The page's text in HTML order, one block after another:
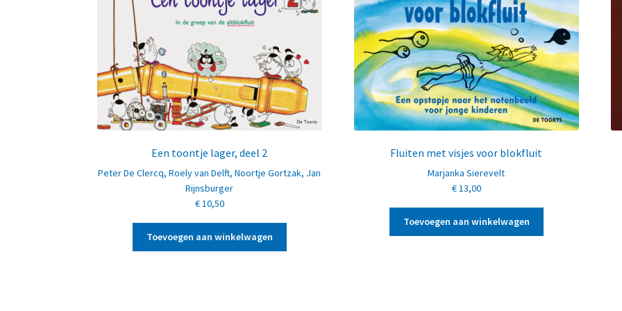
Een toontje lager, deel 2
Peter De Clercq,Roely van Delft,Noortje Gortzak, Jan
Rijnsburger
€10,50
Toevoegen aan winkelwagen
Fluiten met visjes voor blokfluit
Marjanka Sierevelt
€13,00
Toevoegen aan winkelwagen